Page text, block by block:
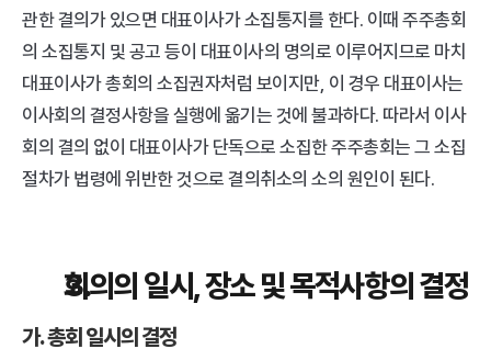
관한 결의가 있으면 대표이사가 소집통지를 한다. 이때 주주총회
의 소집통지 및 공고 등이 대표이사의 명의로 이루어지므로 마치
대표이사가 총회의 소집권자처럼 보이지만, 이 경우 대표이사는
이사회의 결정사항을 실행에 옮기는 것에 불과하다. 따라서 이사
회의 결의 없이 대표이사가 단독으로 소집한 주주총회는 그 소집
절차가 법령에 위반한 것으로 결의취소의 소의 원인이 된다.
회의의 일시, 장소 및 목적사항의 결정
가. 총회 일시의 결정